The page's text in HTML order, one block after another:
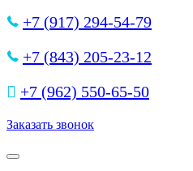
+7 (917) 294-54-79
+7 (843) 205-23-12
+7 (962) 550‑65‑50‬
Заказать звонок
Toggle navigation